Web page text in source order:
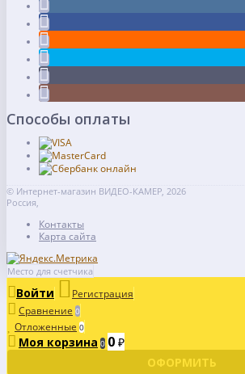
Способы оплаты
© Интернет-магазин ВИДЕО-КАМЕР, 2026
Россия,
Контакты
Карта сайта
Место для счетчика
Войти
Регистрация
Сравнение 0
Отложенные 0
Моя корзина 0 0 ₽
ОФОРМИТЬ